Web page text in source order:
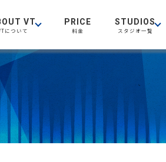
VT
について
PRICE
料金
STUDIOS
スタジオ一覧